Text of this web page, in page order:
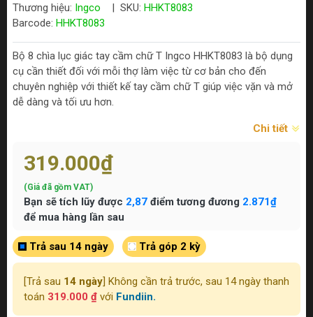
Thương hiệu: Ingco SKU: HHKT8083
Barcode: HHKT8083
Bộ 8 chìa lục giác tay cầm chữ T Ingco HHKT8083 là bộ dụng
cụ cần thiết đối với mỗi thợ làm việc từ cơ bản cho đến
chuyên nghiệp với thiết kế tay cầm chữ T giúp việc vặn và mở
dễ dàng và tối ưu hơn.
Chi tiết
319.000₫
(Giá đã gồm VAT)
Bạn sẽ tích lũy được 2,87 điểm tương đương 2.871₫
để mua hàng lần sau
Trả sau 14 ngày Trả góp 2 kỳ
[Trả sau 14 ngày ] Không cần trả trước, sau 14 ngày thanh
toán 319.000 ₫ với Fundiin.